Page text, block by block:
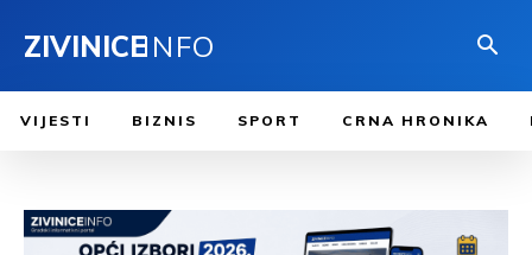
ZIVINICEINFO
VIJESTI BIZNIS SPORT CRNA HRONIKA